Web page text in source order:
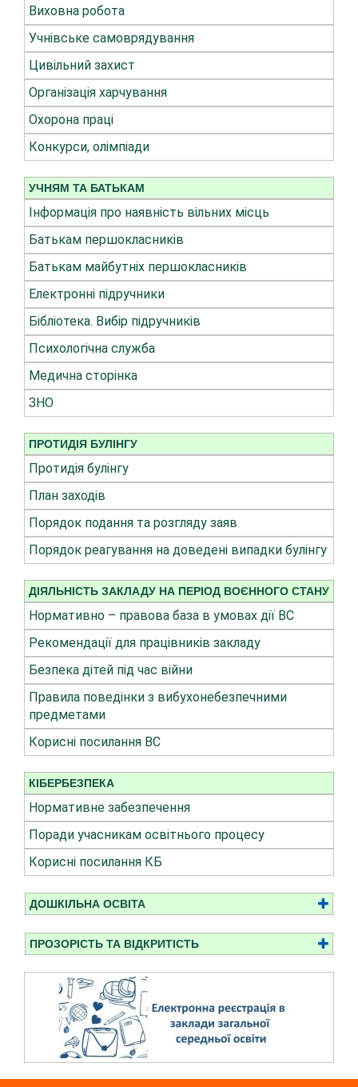
Виховна робота
Учнівське самоврядування
Цивільний захист
Організація харчування
Охорона праці
Конкурси, олімпіади
УЧНЯМ ТА БАТЬКАМ
Інформація про наявність вільних місць
Батькам першокласників
Батькам майбутніх першокласників
Електронні підручники
Бібліотека. Вибір підручників
Психологічна служба
Медична сторінка
ЗНО
ПРОТИДІЯ БУЛІНГУ
Протидія булінгу
План заходів
Порядок подання та розгляду заяв
Порядок реагування на доведені випадки булінгу
ДІЯЛЬНІСТЬ ЗАКЛАДУ НА ПЕРІОД ВОЄННОГО СТАНУ
Нормативно – правова база в умовах дії ВС
Рекомендації для працівників закладу
Безпека дітей під час війни
Правила поведінки з вибухонебезпечними
предметами
Корисні посилання ВС
КІБЕРБЕЗПЕКА
Нормативне забезпечення
Поради учасникам освітнього процесу
Корисні посилання КБ
ДОШКІЛЬНА ОСВІТА
ПРОЗОРІСТЬ ТА ВІДКРИТІСТЬ